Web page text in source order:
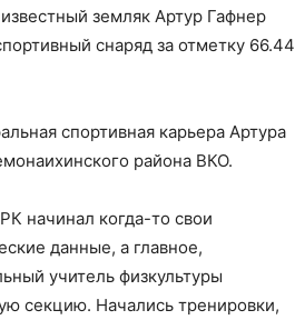
земляк Артур Гафнер
снаряд за отметку 66.44
спортивная карьера Артура
района ВКО.
начинал когда-то свои
данные, а главное,
учитель физкультуры
секцию. Начались тренировки,